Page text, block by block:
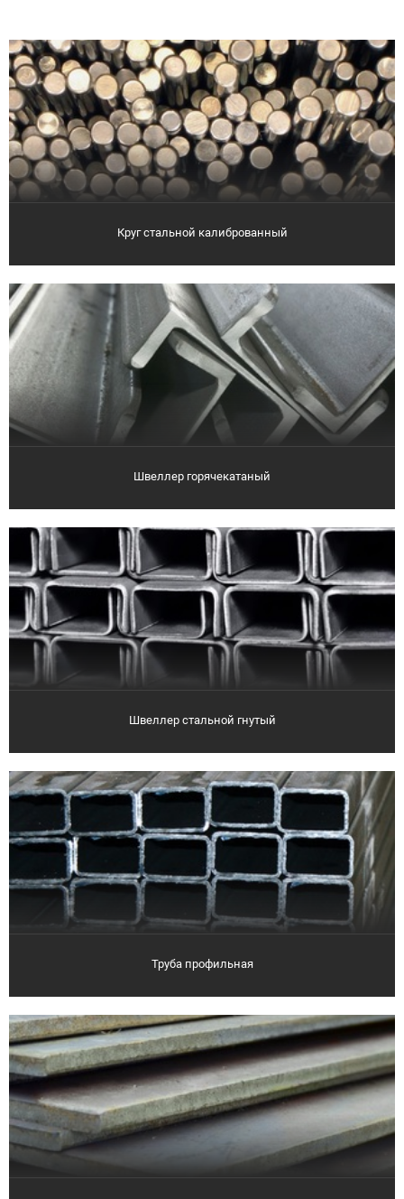
Круг стальной калиброванный
Швеллер горячекатаный
Швеллер стальной гнутый
Труба профильная